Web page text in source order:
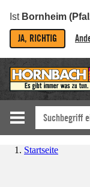
Ist Bornheim
JA, RICHTIG
Startseite